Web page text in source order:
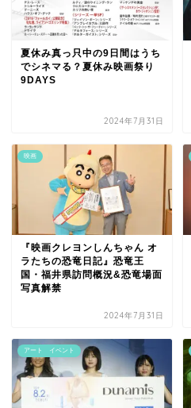
夏休み真っ只中の9日間はうち
でシネマる？夏休み映画祭り
9DAYS
2024年7月31日
映画
『映画クレヨンしんちゃん オ
ラたちの恐竜日記』恐竜王
国・福井県訪問概況&恐竜場面
写真解禁
2024年7月31日
アート イベント